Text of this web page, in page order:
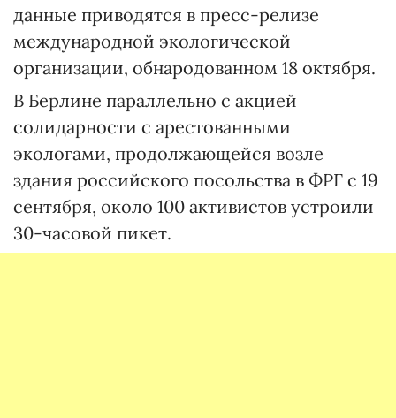
данные приводятся в пресс-релизе
международной экологической
организации, обнародованном 18 октября.
В Берлине параллельно с акцией
солидарности с арестованными
экологами, продолжающейся возле
здания российского посольства в ФРГ с 19
сентября, около 100 активистов устроили
30-часовой пикет.